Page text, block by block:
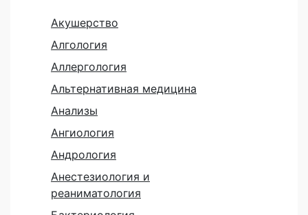
Акушерство
Алгология
Аллергология
Альтернативная медицина
Анализы
Ангиология
Андрология
Анестезиология и
реаниматология